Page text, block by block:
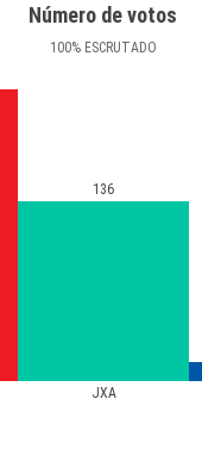
Número de votos
100%ESCRUTADO
JXA
136